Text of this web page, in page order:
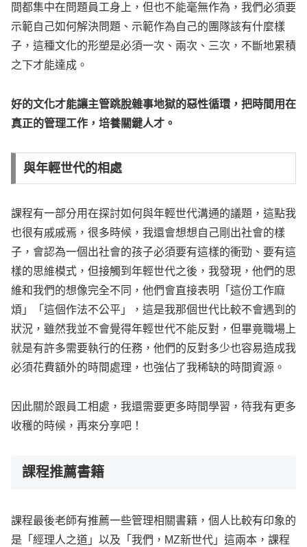
間都集中在問題員工身上，但也不能毫無作為，我們必須要
示範自己如何解決問題、示範作為自己的團隊該有什麼樣
子，這種文化的形塑是必須一次、兩次、三次，不斷地累積
之下才能達成。
好的文化才能讓主管跳脫雜事地獄的惡性循環，把時間用在
真正的管理工作，培養關鍵人才。
與年輕世代的相處
課程有一部分用在探討如何與年輕世代溝通的議題，這點我
也很有戚戚焉，很多時候，我還會想想自己剛出社會的樣
子，會認為一個出社會的孩子必須要有這樣的衝勁、要有這
樣的思維模式，但接觸到年輕世代之後，我發現，他們的思
維和我們的想像完全不同，他們會直接表明「這份工作麻
煩」「這個作法不公平」，這是我那個世代比較不會遇到的
狀況，雖然我並不會覺得年輕世代不能反對，但畢竟職場上
就是有許多需要執行的任務，他們的反對多少也容易造成我
必須花費額外的時間處理，也強佔了我稀缺的時間資源。
因此關於跟員工相處，我還需要更多時間學習，待我有更多
收穫的時候，再來分享吧！
課程推薦書籍
課程最後老師有推薦一些管理相關書籍，個人比較有印象的
是「經理人之道」以及「我們，MZ新世代」這兩本，課程